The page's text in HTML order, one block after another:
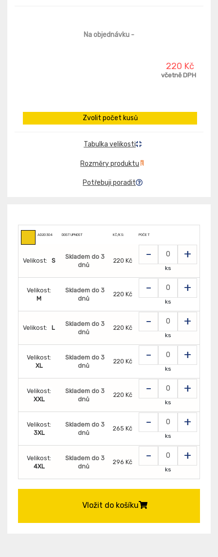
Na objednávku -
220 Kč
včetně DPH
Zvolit počet kusů
Tabulka velikosti
Rozměry produktu
Potřebuji poradit
AD20304 DOSTUPNOST KČ/KS: POČET
Velikost: S
Skladem do 3
dnů
220 Kč - +
ks
Velikost:
M
Skladem do 3
dnů
220 Kč - +
ks
Velikost: L
Skladem do 3
dnů
220 Kč - +
ks
Velikost:
XL
Skladem do 3
dnů
220 Kč - +
ks
Velikost:
XXL
Skladem do 3
dnů
220 Kč - +
ks
Velikost:
3XL
Skladem do 3
dnů
265 Kč - +
ks
Velikost:
4XL
Skladem do 3
dnů
296 Kč - +
ks
Vložit do košíku